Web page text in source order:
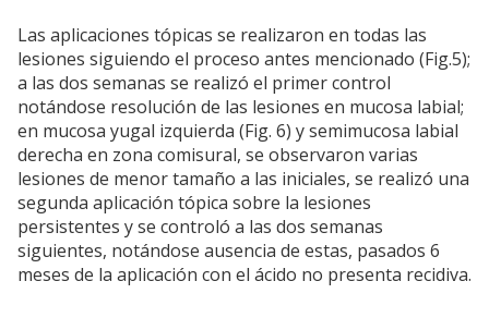
Las aplicaciones tópicas se realizaron en todas las
lesiones siguiendo el proceso antes mencionado (Fig.5);
a las dos semanas se realizó el primer control
notándose resolución de las lesiones en mucosa labial;
en mucosa yugal izquierda (Fig. 6) y semimucosa labial
derecha en zona comisural, se observaron varias
lesiones de menor tamaño a las iniciales, se realizó una
segunda aplicación tópica sobre la lesiones
persistentes y se controló a las dos semanas
siguientes, notándose ausencia de estas, pasados 6
meses de la aplicación con el ácido no presenta recidiva.